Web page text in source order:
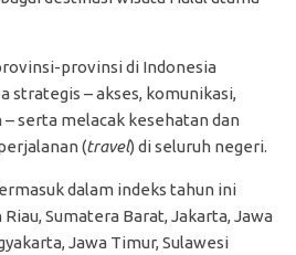
provinsi di Indonesia
strategis – akses, komunikasi,
– serta melacak kesehatan dan
(travel) di seluruh negeri.
dalam indeks tahun ini
Sumatera Barat, Jakarta, Jawa
Jawa Timur, Sulawesi